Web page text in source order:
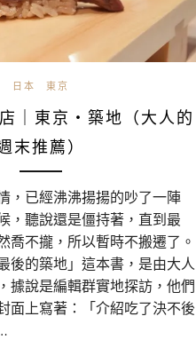
日本 東京
｜東京・築地（大人的
末推薦）
，已經沸沸揚揚的吵了一陣
，聽說還是僵持著，直到最
喬不攏，所以暫時不搬遷了。
後的築地」這本書，是由大人
據說是編輯群實地探訪，他們
面上寫著：「介紹吃了決不後